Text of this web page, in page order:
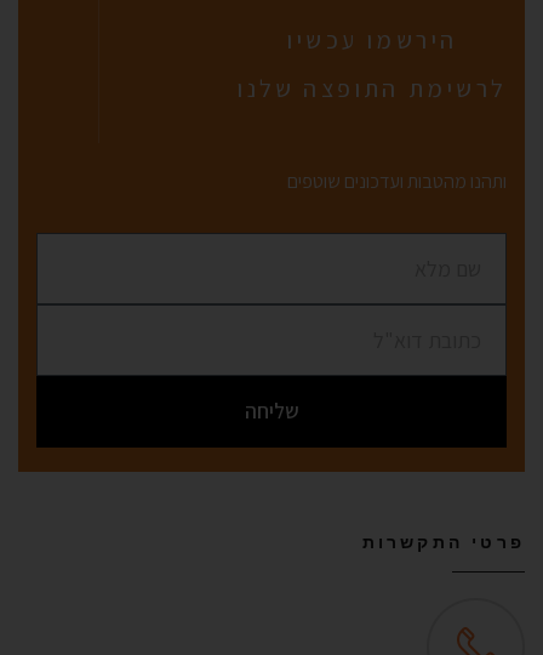
הירשמו עכשיו
לרשימת התופצה שלנו
ותהנו מהטבות ועדכונים שוטפים
שליחה
פרטי התקשרות